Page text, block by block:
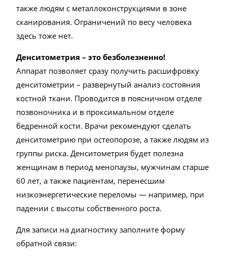
также людям с металлоконструкциями в зоне
сканирования. Ограничений по весу человека
здесь тоже нет.
Денситометрия – это безболезненно!
Аппарат позволяет сразу получить расшифровку
денситометрии – развернутый анализ состояния
костной ткани. Проводится в поясничном отделе
позвоночника и в проксимальном отделе
бедренной кости. Врачи рекомендуют сделать
денситометрию при остеопорозе, а также людям из
группы риска. Денситометрия будет полезна
женщинам в период менопаузы, мужчинам старше
60 лет, а также пациентам, перенесшим
низкоэнергетические переломы — например, при
падении с высоты собственного роста.
Для записи на диагностику заполните форму
обратной связи: